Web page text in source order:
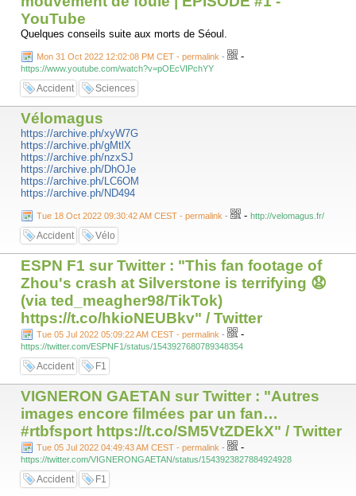
YouTube
Quelques conseils suite aux morts de Séoul.
Mon 31 Oct 2022 12:02:08 PM CET - permalink - -
https://www.youtube.com/watch?v=pOEcVIPchYY
Accident Sciences
Vélomagus
https://archive.ph/xyW7G
https://archive.ph/gMtlX
https://archive.ph/nzxSJ
https://archive.ph/DhOJe
https://archive.ph/LC6OM
https://archive.ph/ND494
Tue 18 Oct 2022 09:30:42 AM CEST - permalink - - http://velomagus.fr/
Accident Vélo
ESPN F1 sur Twitter : "This fan footage of
Zhou's crash at Silverstone is terrifying 😧
(via ted_meagher98/TikTok)
https://t.co/hkioNEUBkv" / Twitter
Tue 05 Jul 2022 05:09:22 AM CEST - permalink - -
https://twitter.com/ESPNF1/status/1543927680789348354
Accident F1
VIGNERON GAETAN sur Twitter : "Autres
images encore filmées par un fan…
#rtbfsport https://t.co/SM5VtZDEkX" / Twitter
Tue 05 Jul 2022 04:49:43 AM CEST - permalink - -
https://twitter.com/VIGNERONGAETAN/status/1543923827884924928
Accident F1